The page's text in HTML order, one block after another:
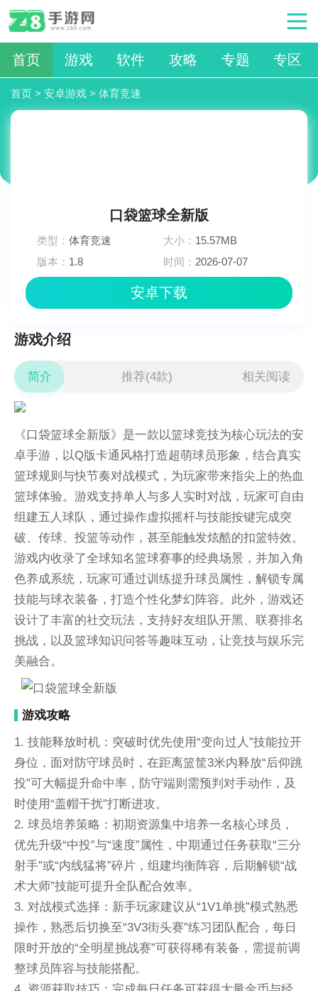
首页 游戏 软件 攻略 专题 专区
首页 > 安卓游戏 > 体育竞速
口袋篮球全新版
类型：体育竞速 大小： 15.57MB
版本： 1.8 时间： 2026-07-07
安卓下载
游戏介绍
简介 推荐(4款) 相关阅读
《口袋篮球全新版》是一款以篮球竞技为核心玩法的安
卓手游，以Q版卡通风格打造超萌球员形象，结合真实
篮球规则与快节奏对战模式，为玩家带来指尖上的热血
篮球体验。游戏支持单人与多人实时对战，玩家可自由
组建五人球队，通过操作虚拟摇杆与技能按键完成突
破、传球、投篮等动作，甚至能触发炫酷的扣篮特效。
游戏内收录了全球知名篮球赛事的经典场景，并加入角
色养成系统，玩家可通过训练提升球员属性，解锁专属
技能与球衣装备，打造个性化梦幻阵容。此外，游戏还
设计了丰富的社交玩法，支持好友组队开黑、联赛排名
挑战，以及篮球知识问答等趣味互动，让竞技与娱乐完
美融合。
游戏攻略
1. 技能释放时机：突破时优先使用“变向过人”技能拉开
身位，面对防守球员时，在距离篮筐3米内释放“后仰跳
投”可大幅提升命中率，防守端则需预判对手动作，及
时使用“盖帽干扰”打断进攻。
2. 球员培养策略：初期资源集中培养一名核心球员，
优先升级“中投”与“速度”属性，中期通过任务获取“三分
射手”或“内线猛将”碎片，组建均衡阵容，后期解锁“战
术大师”技能可提升全队配合效率。
3. 对战模式选择：新手玩家建议从“1V1单挑”模式熟悉
操作，熟悉后切换至“3V3街头赛”练习团队配合，每日
限时开放的“全明星挑战赛”可获得稀有装备，需提前调
整球员阵容与技能搭配。